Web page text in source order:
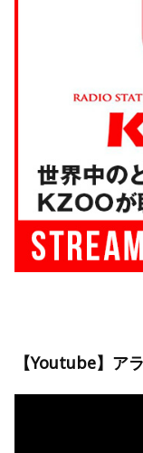
【Youtube】ア